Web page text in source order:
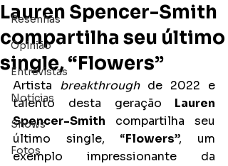
Resenhas
Opinião
Entrevistas
Notícias
Shows
Fotos
Lauren Spencer-Smith
compartilha seu último
single, “Flowers”
Artista breakthrough de 2022 e
talento desta geração Lauren
Spencer-Smith compartilha seu
último single, “Flowers”, um
exemplo impressionante da